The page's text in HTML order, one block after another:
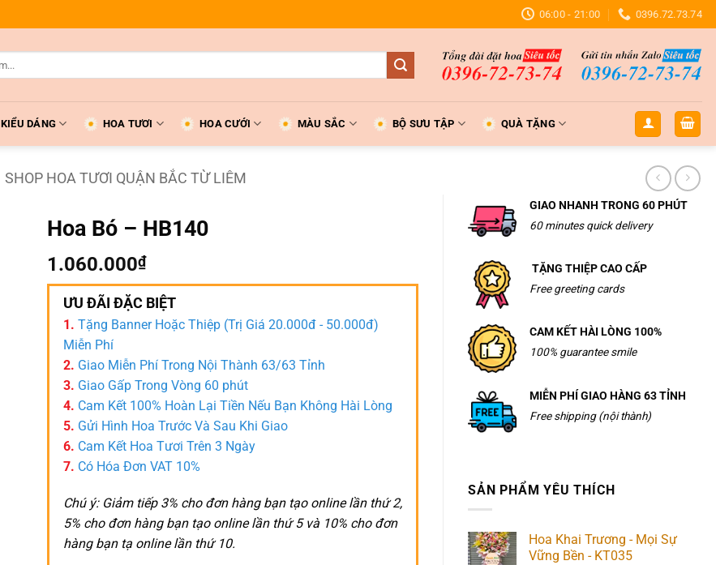
06:00 - 21:00 0396.72.73.74
KIỂU DÁNG HOA TƯƠI HOA CƯỚI MÀU SẮC BỘ SƯU TẬP QUÀ TẶNG
SHOP HOA TƯƠI QUẬN BẮC TỪ LIÊM
GIAO NHANH TRONG 60 PHÚT
60 minutes quick delivery
TẶNG THIỆP CAO CẤP
Free greeting cards
CAM KẾT HÀI LÒNG 100%
100% guarantee smile
MIỄN PHÍ GIAO HÀNG 63 TỈNH
Free shipping (nội thành)
SẢN PHẨM YÊU THÍCH
Hoa Khai Trương - Mọi Sự
Vững Bền - KT035
Hoa Bó – HB140
1.060.000₫
ƯU ĐÃI ĐẶC BIỆT
1. Tặng Banner Hoặc Thiệp (Trị Giá 20.000đ - 50.000đ)
Miễn Phí
2. Giao Miễn Phí Trong Nội Thành 63/63 Tỉnh
3. Giao Gấp Trong Vòng 60 phút
4. Cam Kết 100% Hoàn Lại Tiền Nếu Bạn Không Hài Lòng
5. Gửi Hình Hoa Trước Và Sau Khi Giao
6. Cam Kết Hoa Tươi Trên 3 Ngày
7. Có Hóa Đơn VAT 10%
Chú ý: Giảm tiếp 3% cho đơn hàng bạn tạo online lần thứ 2,
5% cho đơn hàng bạn tạo online lần thứ 5 và 10% cho đơn
hàng bạn tạ online lần thứ 10.